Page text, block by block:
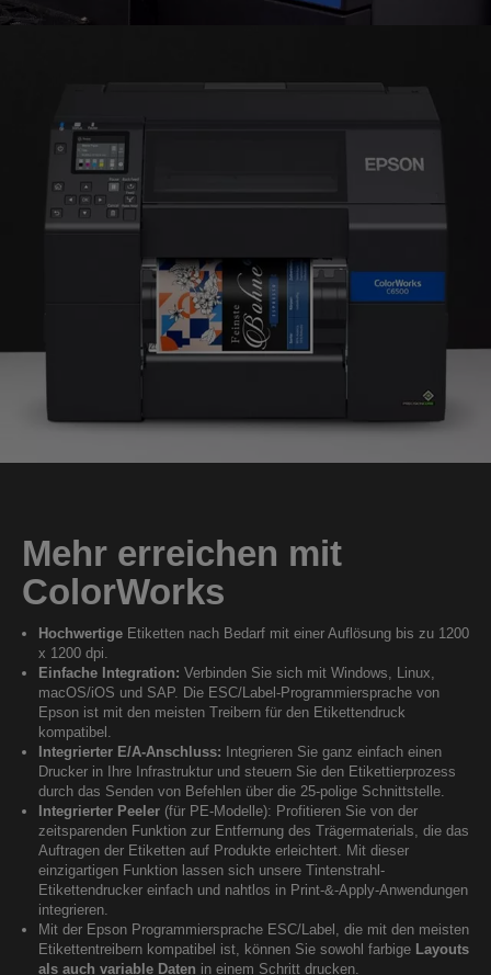
Mehr erreichen mit
ColorWorks
Hochwertige Etiketten nach Bedarf mit einer Auflösung bis zu 1200
x 1200 dpi.
Einfache Integration: Verbinden Sie sich mit Windows, Linux,
macOS/iOS und SAP. Die ESC/Label-Programmiersprache von
Epson ist mit den meisten Treibern für den Etikettendruck
kompatibel.
Integrierter E/A-Anschluss: Integrieren Sie ganz einfach einen
Drucker in Ihre Infrastruktur und steuern Sie den Etikettierprozess
durch das Senden von Befehlen über die 25-polige Schnittstelle.
Integrierter Peeler (für PE-Modelle): Profitieren Sie von der
zeitsparenden Funktion zur Entfernung des Trägermaterials, die das
Auftragen der Etiketten auf Produkte erleichtert. Mit dieser
einzigartigen Funktion lassen sich unsere Tintenstrahl-
Etikettendrucker einfach und nahtlos in Print-&-Apply-Anwendungen
integrieren.
Mit der Epson Programmiersprache ESC/Label, die mit den meisten
Etikettentreibern kompatibel ist, können Sie sowohl farbige Layouts
als auch variable Daten in einem Schritt drucken.